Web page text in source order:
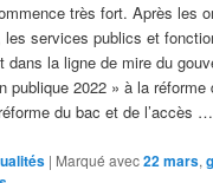
très fort. Après les
les services publics et
dans la ligne de mire du
publique 2022 » à la réforme
du bac et de l’accès …
| Marqué avec22 mars,